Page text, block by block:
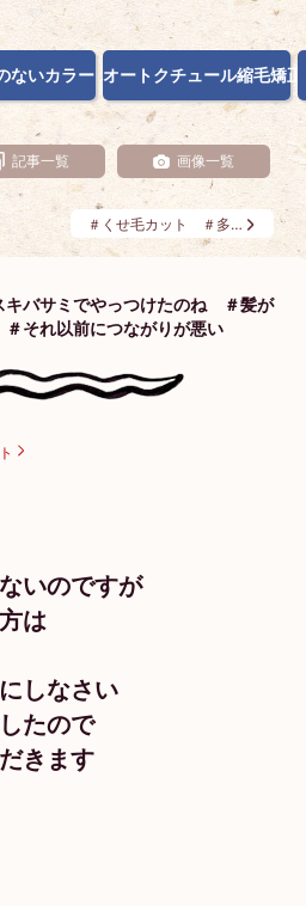
記事一覧 画像一覧
＃くせ毛カット ＃多…
バサミでやっつけたのね ＃髪が
それ以前につながりが悪い
いのですが
は
しなさい
たので
きます
ないカラー オートクチュール縮毛矯正